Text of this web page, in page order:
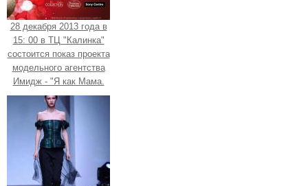
28 декабря 2013 года в
15: 00 в ТЦ "Калинка"
состоится показ проекта
модельного агентства
Имидж - "Я как Мама.